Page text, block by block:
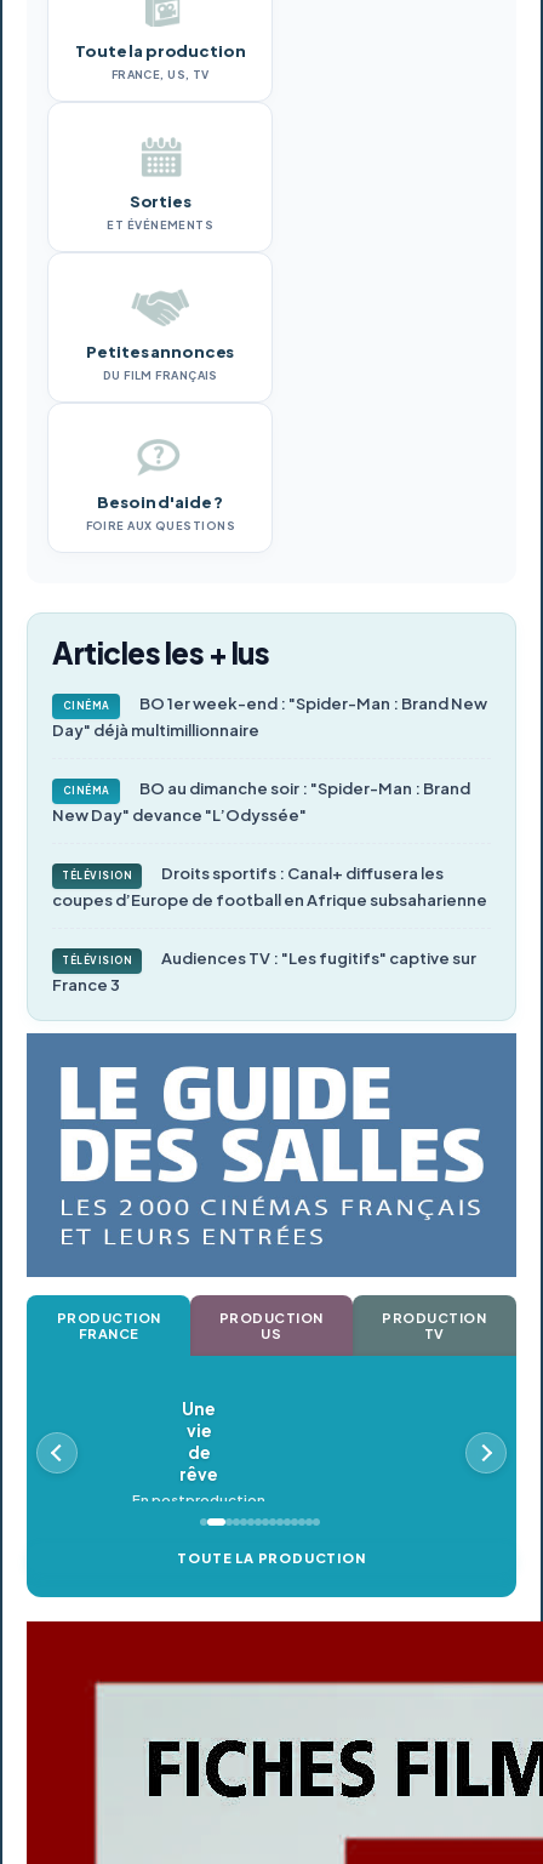
Toute la production
FRANCE, US, TV
Sorties
ET ÉVÉNEMENTS
Petites annonces
DU FILM FRANÇAIS
Besoin d'aide ?
FOIRE AUX QUESTIONS
Articles les + lus
CINÉMA
BO 1er week-end : "Spider-Man : Brand New
Day" déjà multimillionnaire
CINÉMA
BO au dimanche soir : "Spider-Man : Brand
New Day" devance "L’Odyssée"
TÉLÉVISION
Droits sportifs : Canal+ diffusera les
coupes d’Europe de football en Afrique subsaharienne
TÉLÉVISION
Audiences TV : "Les fugitifs" captive sur
France 3
PRODUCTION
FRANCE
PRODUCTION
US
PRODUCTION
TV
Oldeupe
En postproduction
TOUTE LA PRODUCTION